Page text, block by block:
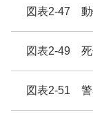
図表2-47 動
図表2-49 死
図表2-51 警